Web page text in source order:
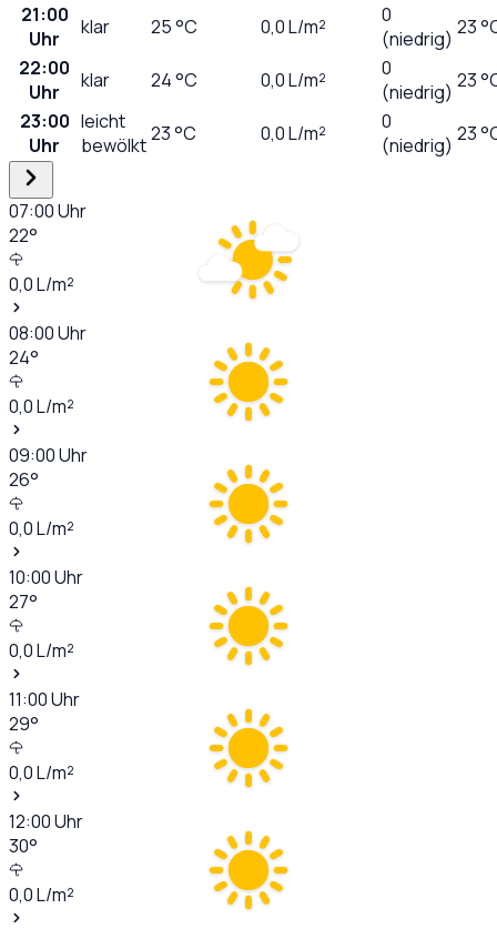
21:00
Uhr
klar 25°C 0,0L/m²
0
(niedrig) 23
22:00
Uhr
klar 24°C 0,0L/m²
0
(niedrig) 23
23:00
Uhr
leicht
bewölkt23°C 0,0L/m²
0
(niedrig) 23
07:00Uhr
22°
0,0L/m²
08:00Uhr
24°
0,0L/m²
09:00Uhr
26°
0,0L/m²
10:00Uhr
27°
0,0L/m²
11:00Uhr
29°
0,0L/m²
12:00Uhr
30°
0,0L/m²